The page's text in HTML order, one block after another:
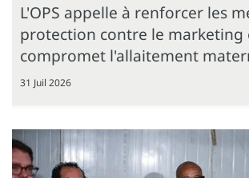
L'OPS appelle à renforcer les
protection contre le marketing
compromet l'allaitement
31 Juil 2026